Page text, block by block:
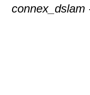
connex_dslam